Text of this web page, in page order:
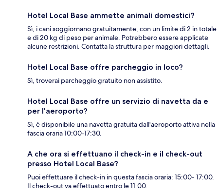
Hotel Local Base ammette animali domestici?
Sì, i cani soggiornano gratuitamente, con un limite di 2 in totale
e di 20 kg di peso per animale. Potrebbero essere applicate
alcune restrizioni. Contatta la struttura per maggiori dettagli.
Hotel Local Base offre parcheggio in loco?
Sì, troverai parcheggio gratuito non assistito.
Hotel Local Base offre un servizio di navetta da e
per l'aeroporto?
Sì, è disponibile una navetta gratuita dall'aeroporto attiva nella
fascia oraria 10:00-17:30.
A che ora si effettuano il check-in e il check-out
presso Hotel Local Base?
Puoi effettuare il check-in in questa fascia oraria: 15:00- 17:00.
Il check-out va effettuato entro le 11:00.